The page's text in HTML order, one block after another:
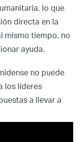
lo que
directa en la
mismo tiempo, no
ayuda.
no puede
los líderes
a llevar a